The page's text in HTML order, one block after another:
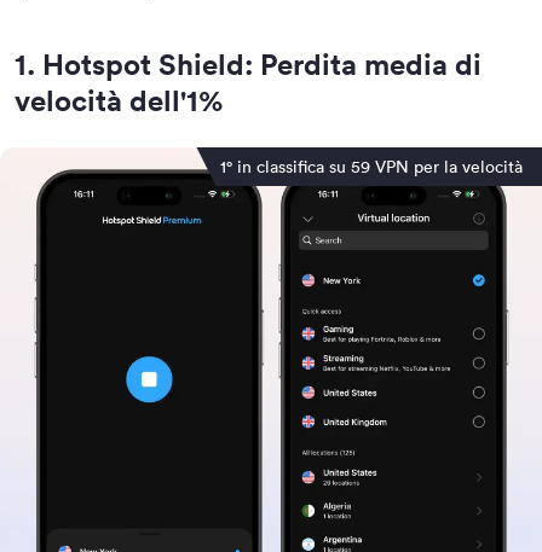
1. Hotspot Shield: Perdita media di
velocità dell'1%
1° in classifica su 59 VPN per la velocità